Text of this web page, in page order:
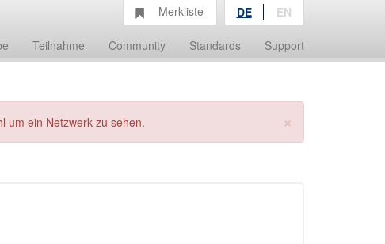
Teilnahme Community Standards Support
Merkliste DE EN
×
um ein Netzwerk zu sehen.